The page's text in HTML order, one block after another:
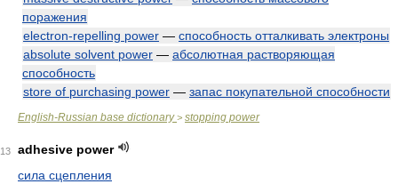
поражения
electron-repelling power — способность отталкивать электроны
absolute solvent power — абсолютная растворяющая
способность
store of purchasing power — запас покупательной способности
English-Russian base dictionary> stopping power
13
adhesive power
сила сцепления